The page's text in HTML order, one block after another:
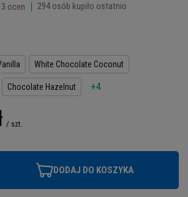
ocen 294 osób kupiło ostatnio
White Chocolate Coconut
Chocolate Hazelnut +4
/ szt.
DODAJ DO KOSZYKA